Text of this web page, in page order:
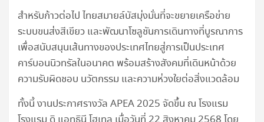
สำหรับก้าวต่อไป ไทยสมายล์บัสมุ่งมั่นที่จะขยายเครือข่าย
ระบบขนส่งสีเขียว และพัฒนาโซลูชันการเดินทางที่บูรณาการ
เพื่อสนับสนุนเส้นทางของประเทศไทยสู่การเป็นประเทศ
คาร์บอนนิวทรัลในอนาคต พร้อมสร้างสังคมที่เดินหน้าด้วย
ความรับผิดชอบ นวัตกรรม และความห่วงใยต่อสิ่งแวดล้อม
ทั้งนี้ งานประกาศรางวัล APEA 2025 จัดขึ้น ณ โรงแรม